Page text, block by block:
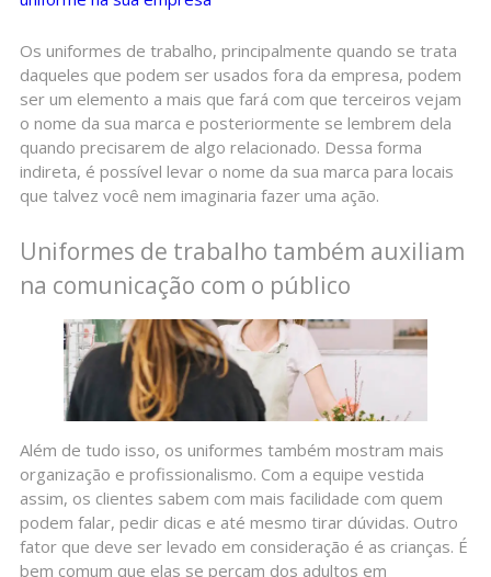
Os uniformes de trabalho, principalmente quando se trata
daqueles que podem ser usados fora da empresa, podem
ser um elemento a mais que fará com que terceiros vejam
o nome da sua marca e posteriormente se lembrem dela
quando precisarem de algo relacionado. Dessa forma
indireta, é possível levar o nome da sua marca para locais
que talvez você nem imaginaria fazer uma ação.
Uniformes de trabalho também auxiliam
na comunicação com o público
Além de tudo isso, os uniformes também mostram mais
organização e profissionalismo. Com a equipe vestida
assim, os clientes sabem com mais facilidade com quem
podem falar, pedir dicas e até mesmo tirar dúvidas. Outro
fator que deve ser levado em consideração é as crianças. É
bem comum que elas se percam dos adultos em